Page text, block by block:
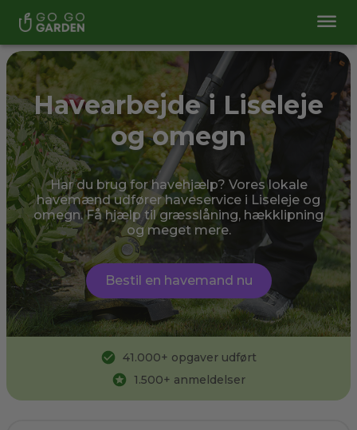
Havearbejde i Liseleje
og omegn
Har du brug for havehjælp? Vores lokale
havemænd udfører haveservice i Liseleje og
omegn. Få hjælp til græsslåning, hækklipning
og meget mere.
Bestil en havemand nu
41.000+ opgaver udført
1.500+ anmeldelser